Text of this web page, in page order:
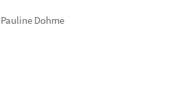
Pauline Dohme